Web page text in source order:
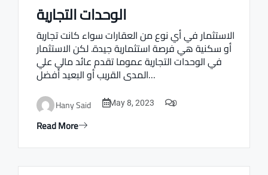
Real estate Estate ville
الوحدات التجارية
الاستثمار في أي نوع من العقارات سواء كانت تجارية
أو سكنية هي فرصة استثمارية جيدة. لكن الاستثمار
في الوحدات التجارية عموما تقدم عائد مالي علي
المدى القريب أو البعيد أفضل…
Hany Said May 8, 2023 0
Read More